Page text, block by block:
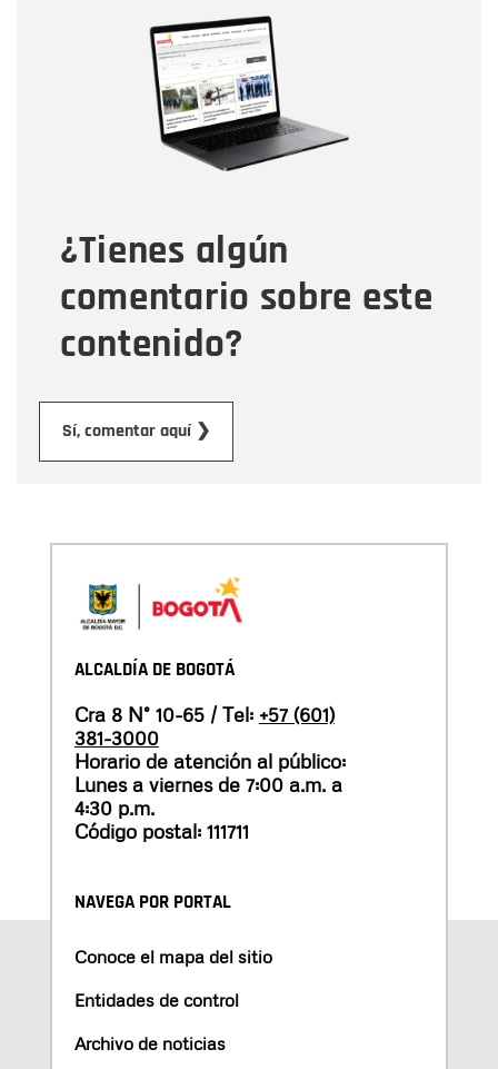
¿Tienes algún
comentario sobre este
contenido?
Sí, comentar aquí ❯
Correo electrónico
Tipo de comentario
Mensaje
ALCALDÍA DE BOGOTÁ
Cra 8 N° 10-65 / Tel: +57 (601)
381-3000
Horario de atención al público:
Lunes a viernes de 7:00 a.m. a
4:30 p.m.
Código postal: 111711
NAVEGA POR PORTAL
Conoce el mapa del sitio
Entidades de control
Archivo de noticias